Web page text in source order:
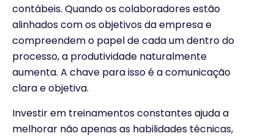
contábeis. Quando os colaboradores estão
alinhados com os objetivos da empresa e
compreendem o papel de cada um dentro do
processo, a produtividade naturalmente
aumenta. A chave para isso é a comunicação
clara e objetiva.
Investir em treinamentos constantes ajuda a
melhorar não apenas as habilidades técnicas,